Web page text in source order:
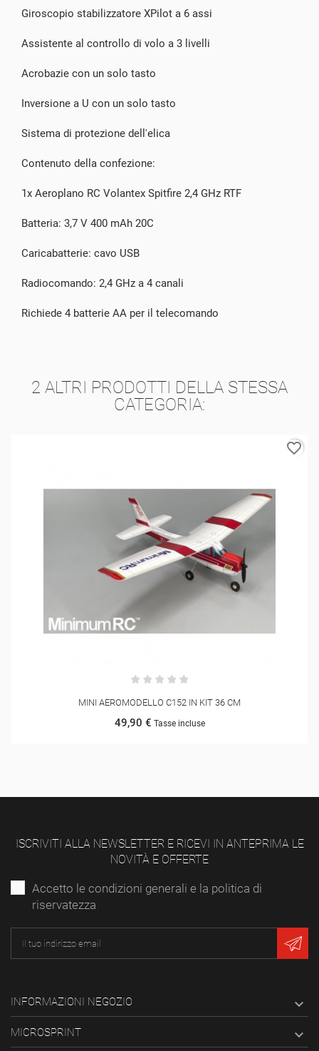
Giroscopio stabilizzatore XPilot a 6 assi
Assistente al controllo di volo a 3 livelli
Acrobazie con un solo tasto
Inversione a U con un solo tasto
Sistema di protezione dell'elica
Contenuto della confezione:
1x Aeroplano RC Volantex Spitfire 2,4 GHz RTF
Batteria: 3,7 V 400 mAh 20C
Caricabatterie: cavo USB
Radiocomando: 2,4 GHz a 4 canali
Richiede 4 batterie AA per il telecomando
2 ALTRI PRODOTTI DELLA STESSA
CATEGORIA:
MINI AEROMODELLO C152 IN KIT 36 CM
49,90 € Tasse incluse
favorite_border
ISCRIVITI ALLA NEWSLETTER E RICEVI IN ANTEPRIMA LE
NOVITÀ E OFFERTE
Accetto le condizioni generali e la politica di
riservatezza
INFORMAZIONI NEGOZIO 
MICROSPRINT 